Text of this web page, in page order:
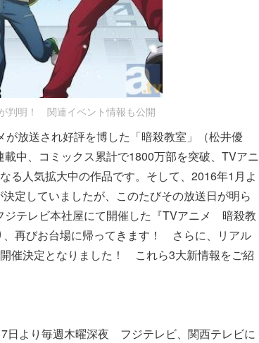
判明！ 関連イベント情報も公開
放送され好評を博した「暗殺教室」（松井優
中、コミックス累計で1800万部を突破、TVアニ
る人気拡大中の作品です。そして、2016年1月よ
定していましたが、このたびその放送日が明ら
テレビ本社屋にて開催した『TVアニメ 暗殺教
再びお台場に帰ってきます！ さらに、リアル
催決定となりました！ これら3大新情報をご紹
日より毎週木曜深夜 フジテレビ、関西テレビに